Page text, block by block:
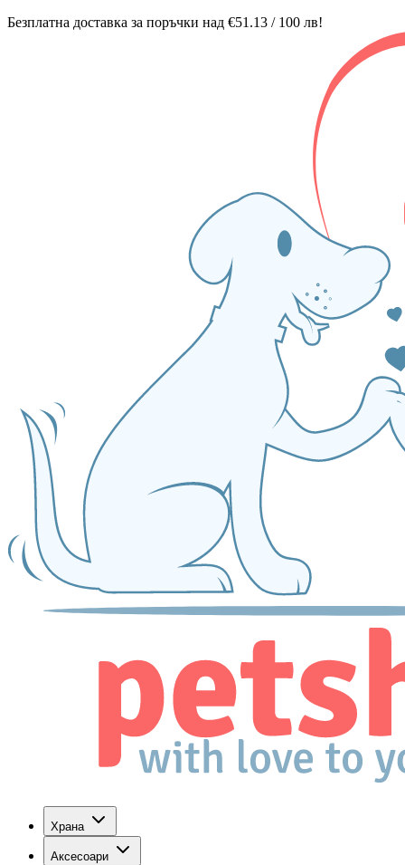
Безплатна доставка за поръчки над €51.13 / 100 лв!
Храна
Аксесоари